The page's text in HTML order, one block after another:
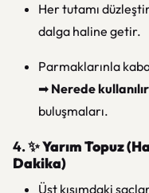
Her tutamı
dalga haline getir.
Parmaklarınla
➡ Nerede
buluşmaları.
4. ✨Yarım Topuz
Dakika)
Üst kısımdaki